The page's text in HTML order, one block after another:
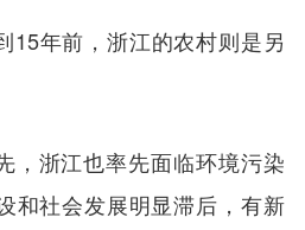
15年前，浙江的农村则是另
，浙江也率先面临环境污染
和社会发展明显滞后，有新